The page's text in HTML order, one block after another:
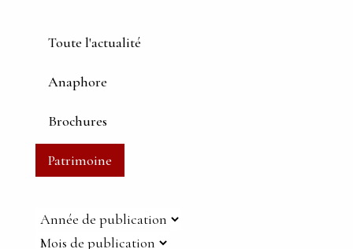
Toute l'actualité
Anaphore
Brochures
Patrimoine